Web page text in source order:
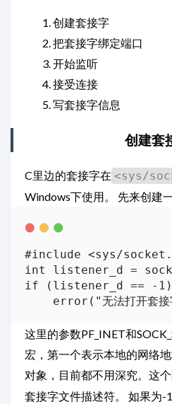
创建套接字
把套接字绑定端口
开始监听
接受连接
写套接字信息
创建套
C里边的套接字在 <sys/
Windows下使用。 先来创建
#include <sys/
int listener_d =
if (listener_d == -1)
这里的参数PF_INET和
宏，第一个表示本地的网络
对象，目前都不用深究。这个
套接字文件描述符。 如果为-